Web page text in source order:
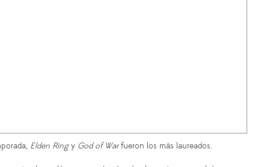
Elden Ringy God of Warfueron los más laureados.